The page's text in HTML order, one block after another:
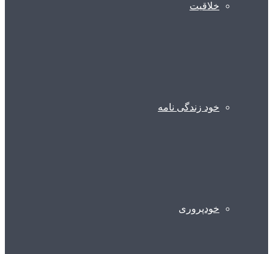
خلاقیت
خود زندگی نامه
خودپروری